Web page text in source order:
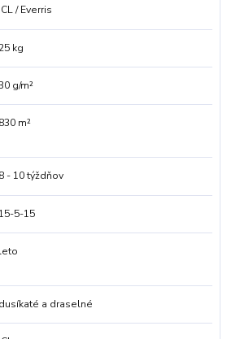
ICL / Everris
kg
g/m²
830 m²
8 - 10 týždňov
15-5-15
leto
dusíkaté a draselné